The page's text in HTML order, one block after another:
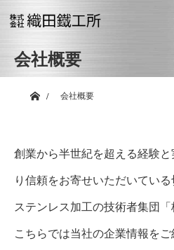
会社概要
ホーム会社概要
創業から半世紀を超える経験
り信頼をお寄せいただいてい
ステンレス加工の技術者集団「
こちらでは当社の企業情報をご